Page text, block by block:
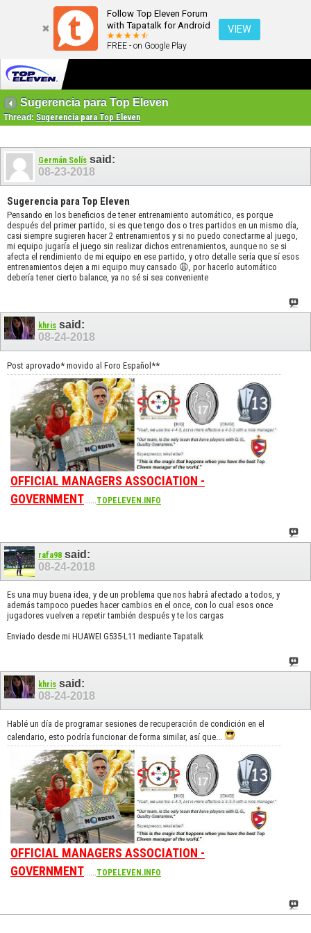
Follow Top Eleven Forum
with Tapatalk for Android
FREE - on Google Play
VIEW
Sugerencia para Top Eleven
Thread: Sugerencia para Top Eleven
Germán Solís said:
08-23-2018
Sugerencia para Top Eleven
Pensando en los beneficios de tener entrenamiento automático, es porque
después del primer partido, si es que tengo dos o tres partidos en un mismo día,
casi siempre sugieren hacer 2 entrenamientos y si no puedo conectarme al juego,
mi equipo jugaría el juego sin realizar dichos entrenamientos, aunque no se si
afecta el rendimiento de mi equipo en ese partido, y otro detalle sería que sí esos
entrenamientos dejen a mi equipo muy cansado 😩, por hacerlo automático
debería tener cierto balance, ya no sé si sea conveniente
khris said:
08-24-2018
Post aprovado* movido al Foro Español**
OFFICIAL MANAGERS ASSOCIATION -
GOVERNMENT
TOPELEVEN.INFO
rafa98 said:
08-24-2018
Es una muy buena idea, y de un problema que nos habrá afectado a todos, y
además tampoco puedes hacer cambios en el once, con lo cual esos once
jugadores vuelven a repetir también después y te los cargas
Enviado desde mi HUAWEI G535-L11 mediante Tapatalk
khris said:
08-24-2018
Hablé un día de programar sesiones de recuperación de condición en el
calendario, esto podría funcionar de forma similar, así que...
OFFICIAL MANAGERS ASSOCIATION -
GOVERNMENT
TOPELEVEN.INFO